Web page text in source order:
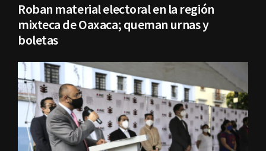
Roban material electoral en la región
mixteca de Oaxaca; queman urnas y
boletas